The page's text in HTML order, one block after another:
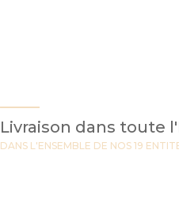
Livraison dans toute
DANS L'ENSEMBLE DE NOS 19